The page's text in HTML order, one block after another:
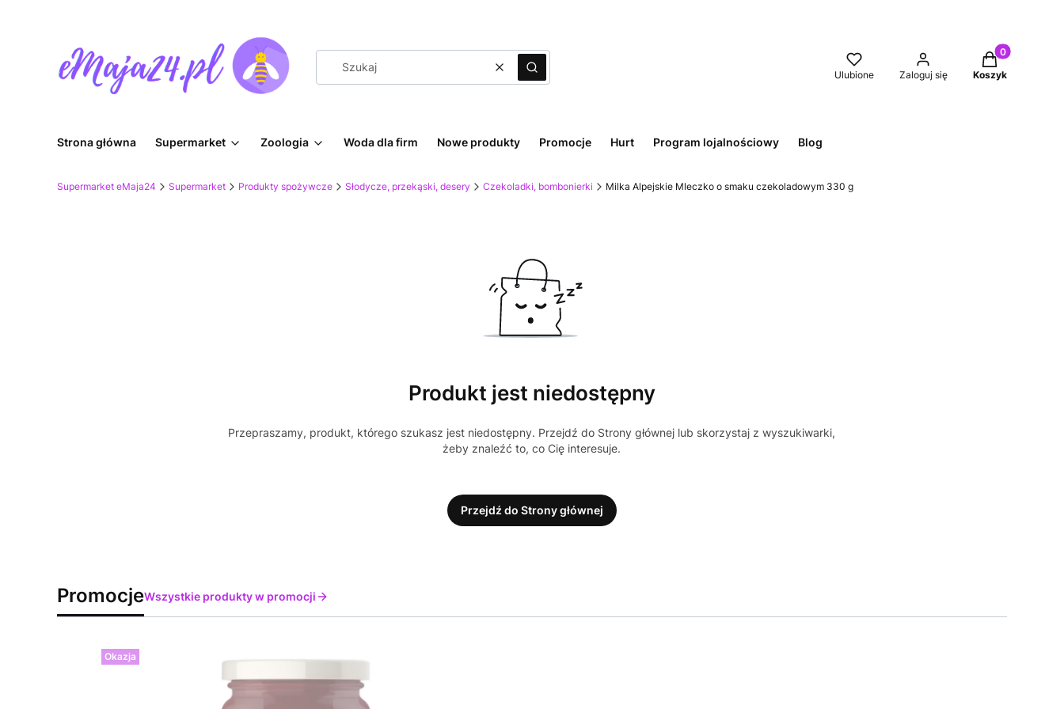
WyczyśćSzukaj Ulubione Zaloguj się
Produkty w
Koszyk
Strona główna Supermarket Zoologia Woda dla firm Nowe produkty Promocje Hurt Program lojalnościowy Blog
Supermarket eMaja24 Supermarket Produkty spożywcze Słodycze, przekąski, desery Czekoladki, bombonierki Milka Alpejskie Mleczko o smaku czekoladowym 330 g
Produkt jest niedostępny
Przepraszamy, produkt, którego szukasz jest niedostępny. Przejdź do Strony głównej lub skorzystaj z wyszukiwarki,
żeby znaleźć to, co Cię interesuje.
Przejdź do Strony głównej
PromocjeWszystkie produkty w promocji
Okazja